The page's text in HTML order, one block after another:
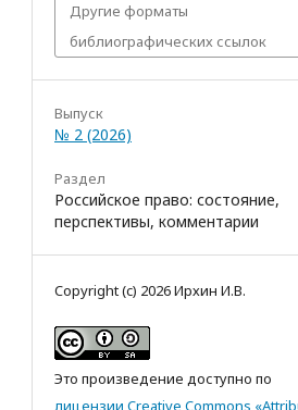
Другие форматы
библиографических ссылок
Выпуск
№ 2 (2026)
Раздел
Российское право: состояние,
перспективы, комментарии
Copyright (c) 2026 Ирхин И.В.
Это произведение доступно по
лицензии Creative Commons